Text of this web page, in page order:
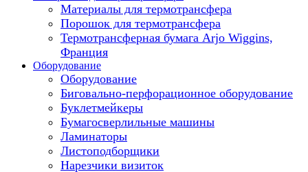
Материалы для термотрансфера
Порошок для термотрансфера
Термотрансферная бумага Arjo Wiggins,
Франция
Оборудование
Оборудование
Биговально-перфорационное оборудование
Буклетмейкеры
Бумагосверлильные машины
Ламинаторы
Листоподборщики
Нарезчики визиток